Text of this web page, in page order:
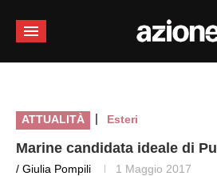
ATTUALITÀ | Esteri
Marine candidata ideale di
/ Giulia Pompili 1 Maggio 2017